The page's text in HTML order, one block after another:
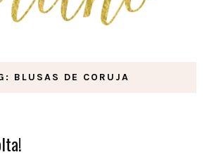
BLUSAS DE CORUJA